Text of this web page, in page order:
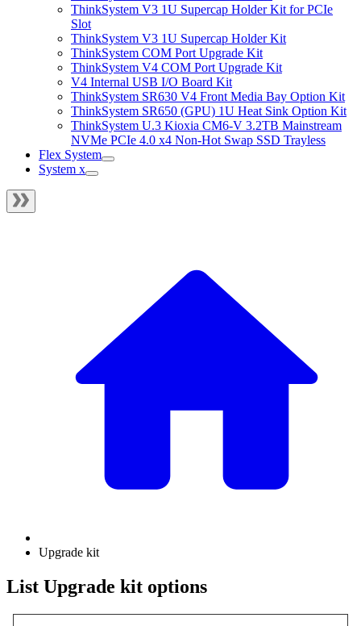
ThinkSystem V3 1U Supercap Holder Kit for PCIe
Slot
ThinkSystem V3 1U Supercap Holder Kit
ThinkSystem COM Port Upgrade Kit
ThinkSystem V4 COM Port Upgrade Kit
V4 Internal USB I/O Board Kit
ThinkSystem SR630 V4 Front Media Bay Option Kit
ThinkSystem SR650 (GPU) 1U Heat Sink Option Kit
ThinkSystem U.3 Kioxia CM6-V 3.2TB Mainstream
NVMe PCIe 4.0 x4 Non-Hot Swap SSD Trayless
Flex System
System x
Upgrade kit
List Upgrade kit options